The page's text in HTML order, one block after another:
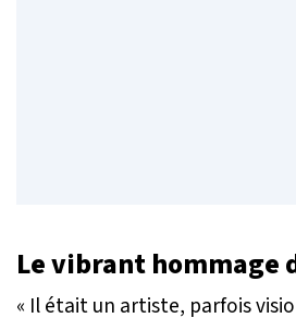
Le vibrant hommage
« Il était un artiste, parfois